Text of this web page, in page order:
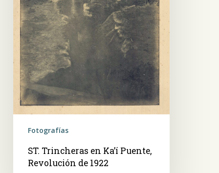
1922
Fotografías
ST. Trincheras en Ka’í Puente,
Revolución de 1922